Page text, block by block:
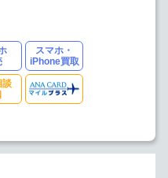
スマホ・
iPhone買取
談